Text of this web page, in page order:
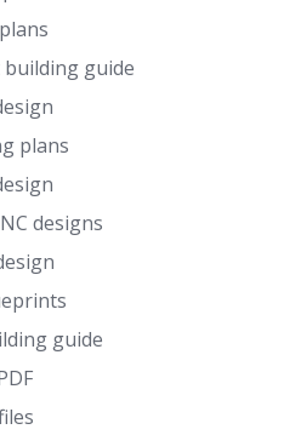
guide
plans
designs
guide